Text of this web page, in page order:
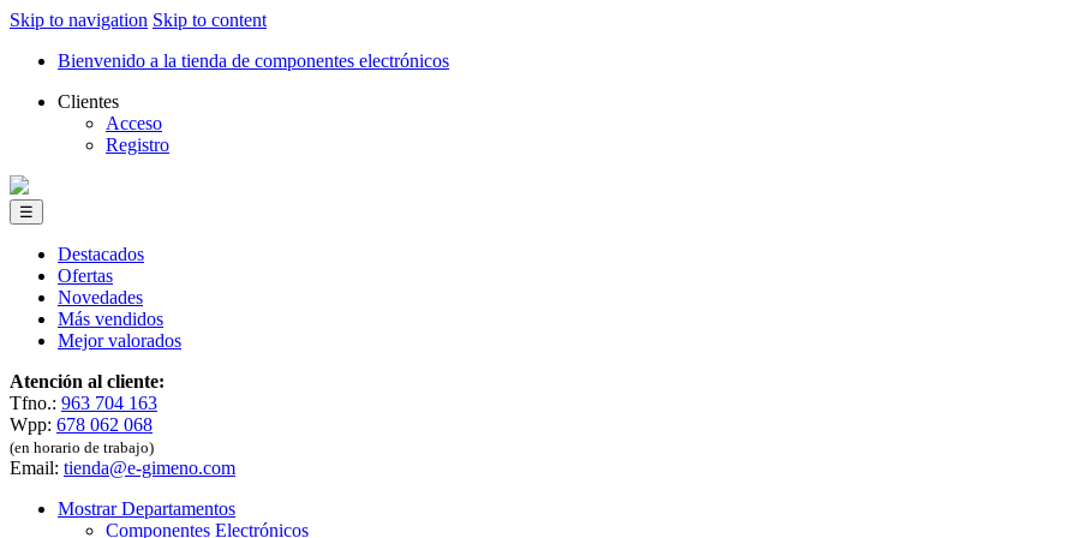
Skip to navigation Skip to content
Bienvenido a la tienda de componentes electrónicos
Clientes
Acceso
Registro
☰
Destacados
Ofertas
Novedades
Más vendidos
Mejor valorados
Atención al cliente:
Tfno.: 963 704 163
Wpp: 678 062 068
(en horario de trabajo)
Email: tienda@e-gimeno.com
Mostrar Departamentos
Componentes Electrónicos